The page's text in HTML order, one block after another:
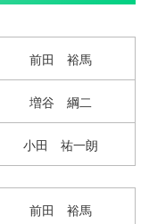
前田 裕馬
増谷 綱二
小田 祐一朗
前田 裕馬